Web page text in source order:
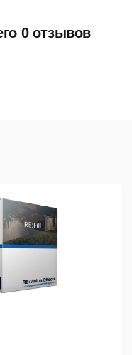
с плавным
в
фона (зеленый
библиотеки
и действиям.
роликов в
0 отзывов